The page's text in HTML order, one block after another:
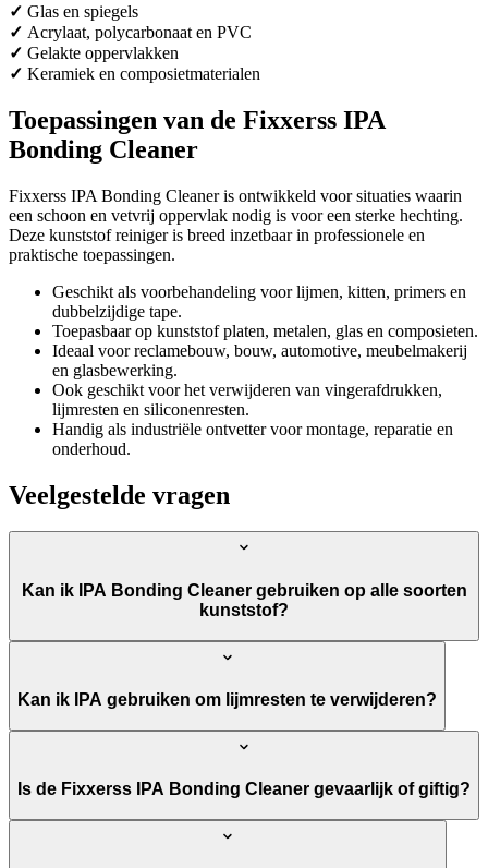
✓ Glas en spiegels
✓ Acrylaat, polycarbonaat en PVC
✓ Gelakte oppervlakken
✓ Keramiek en composietmaterialen
Toepassingen van de Fixxerss IPA
Bonding Cleaner
Fixxerss IPA Bonding Cleaner is ontwikkeld voor situaties waarin
een schoon en vetvrij oppervlak nodig is voor een sterke hechting.
Deze kunststof reiniger is breed inzetbaar in professionele en
praktische toepassingen.
Geschikt als voorbehandeling voor lijmen, kitten, primers en
dubbelzijdige tape.
Toepasbaar op kunststof platen, metalen, glas en composieten.
Ideaal voor reclamebouw, bouw, automotive, meubelmakerij
en glasbewerking.
Ook geschikt voor het verwijderen van vingerafdrukken,
lijmresten en siliconenresten.
Handig als industriële ontvetter voor montage, reparatie en
onderhoud.
Veelgestelde vragen
Kan ik IPA Bonding Cleaner gebruiken op alle soorten
kunststof?
Kan ik IPA gebruiken om lijmresten te verwijderen?
Is de Fixxerss IPA Bonding Cleaner gevaarlijk of giftig?